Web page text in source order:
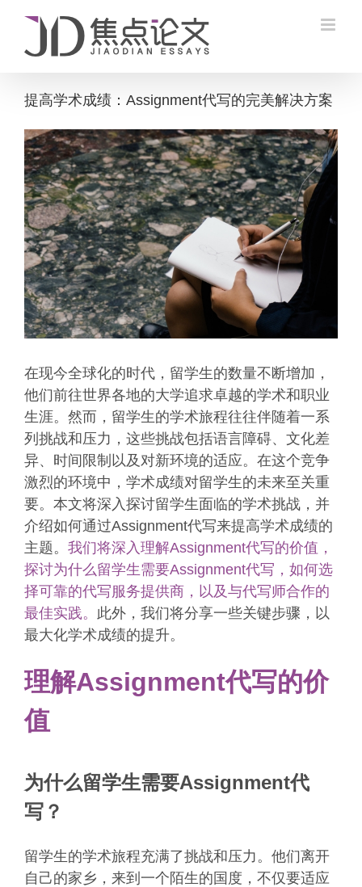
content
提高学术成绩：Assignment代写的完美解决方案
View
Larger
Image
在现今全球化的时代，留学生的数量不断增加，
他们前往世界各地的大学追求卓越的学术和职业
生涯。然而，留学生的学术旅程往往伴随着一系
列挑战和压力，这些挑战包括语言障碍、文化差
异、时间限制以及对新环境的适应。在这个竞争
激烈的环境中，学术成绩对留学生的未来至关重
要。本文将深入探讨留学生面临的学术挑战，并
介绍如何通过Assignment代写来提高学术成绩的
主题。 我们将深入理解Assignment代写的价值，
探讨为什么留学生需要Assignment代写，如何选
择可靠的代写服务提供商，以及与代写师合作的
最佳实践。 此外，我们将分享一些关键步骤，以
最大化学术成绩的提升。
理解Assignment代写的价
值
为什么留学生需要Assignment代
写？
留学生的学术旅程充满了挑战和压力。他们离开
自己的家乡，来到一个陌生的国度，不仅要适应